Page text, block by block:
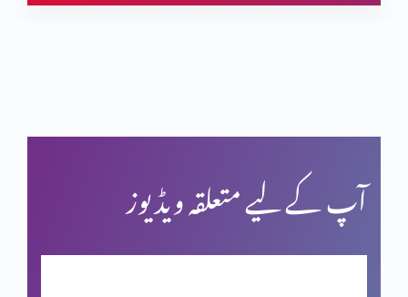
بائبل کی صداقت اور حقّانیَّت (حصہ 3)
آپ کے لیے متعلقہ ویڈیوز